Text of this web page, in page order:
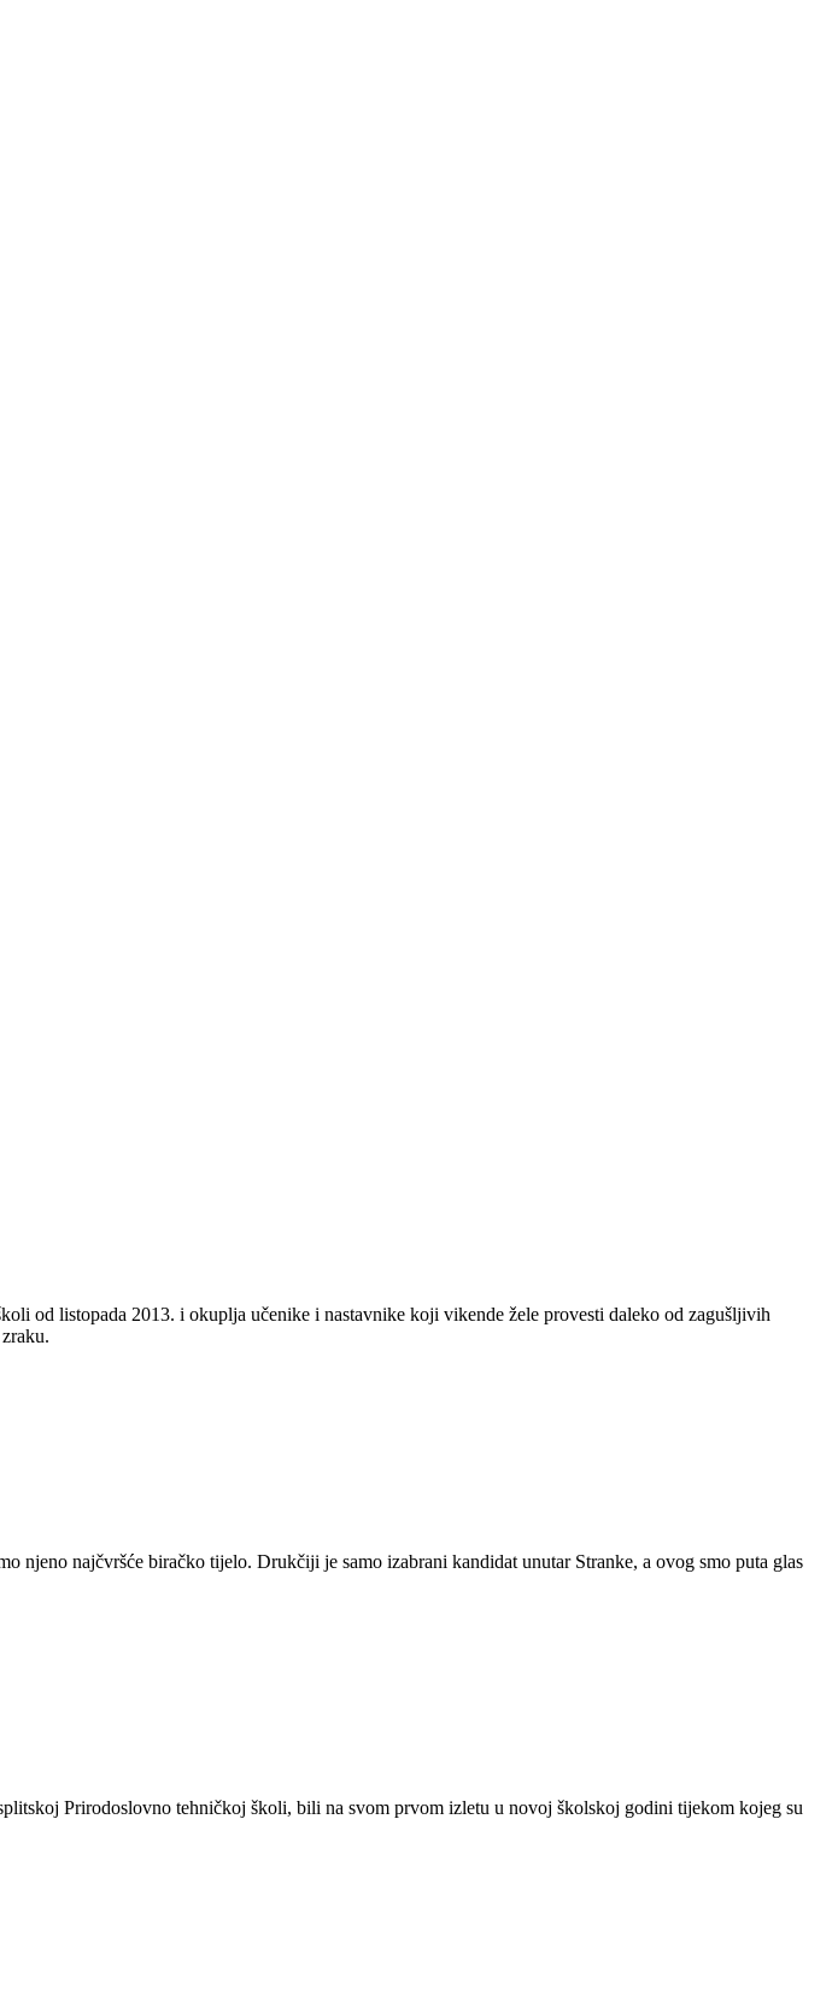
od listopada 2013. i okuplja učenike i nastavnike koji vikende žele provesti daleko od zagušljivih
njeno najčvršće biračko tijelo. Drukčiji je samo izabrani kandidat unutar Stranke, a ovog smo puta glas
Prirodoslovno tehničkoj školi, bili na svom prvom izletu u novoj školskoj godini tijekom kojeg su